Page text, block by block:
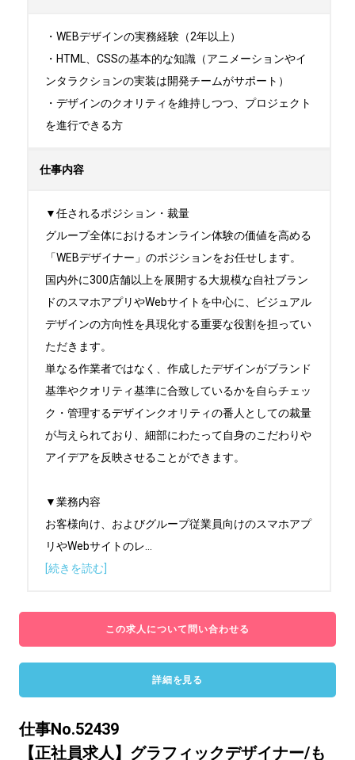
・WEBデザインの実務経験（2年以上）
・HTML、CSSの基本的な知識（アニメーションやイ
ンタラクションの実装は開発チームがサポート）
・デザインのクオリティを維持しつつ、プロジェクト
を進行できる方
仕事内容
▼任されるポジション・裁量
グループ全体におけるオンライン体験の価値を高める
「WEBデザイナー」のポジションをお任せします。
国内外に300店舗以上を展開する大規模な自社ブラン
ドのスマホアプリやWebサイトを中心に、ビジュアル
デザインの方向性を具現化する重要な役割を担ってい
ただきます。
単なる作業者ではなく、作成したデザインがブランド
基準やクオリティ基準に合致しているかを自らチェッ
ク・管理するデザインクオリティの番人としての裁量
が与えられており、細部にわたって自身のこだわりや
アイデアを反映させることができます。
▼業務内容
お客様向け、およびグループ従業員向けのスマホアプ
リやWebサイトのレ
[続きを読む]
この求人について問い合わせる
詳細を見る
仕事No.52439
【正社員求人】グラフィックデザイナー/も